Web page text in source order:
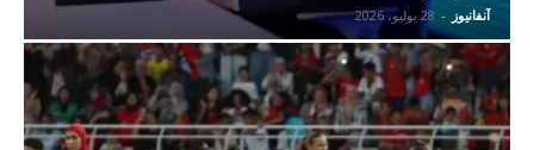
آنفانيوز - 28 يوليو، 2026